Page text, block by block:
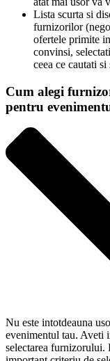
Lista scurta si
furnizorilor
ofertele primite
convinsi,
ceea ce cautati
Cum alegi
pentru
Nu este intotdeauna
evenimentul tau. Aveti
selectarea furnizorului.